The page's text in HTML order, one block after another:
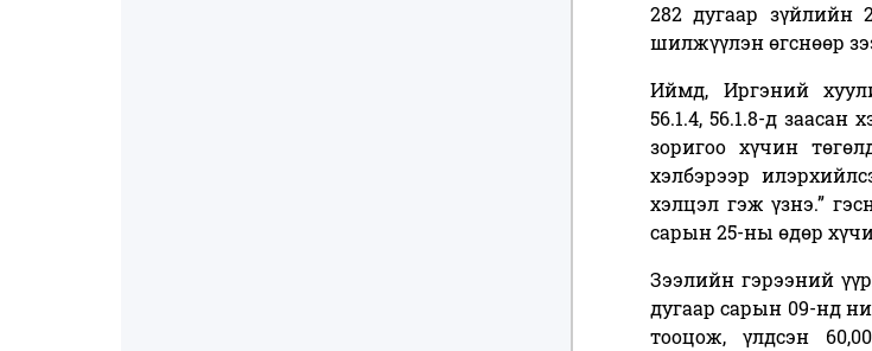
282 дугаар зүйлийн
шилжүүлэн өгснөөр
Иймд, Иргэний
56.1.4, 56.1.8-д
зоригоо хүчин
хэлбэрээр
хэлцэл гэж үзнэ.”
сарын 25-ны өдөр
Зээлийн гэрээний
дугаар сарын 09-нд
тооцож, үлдсэн